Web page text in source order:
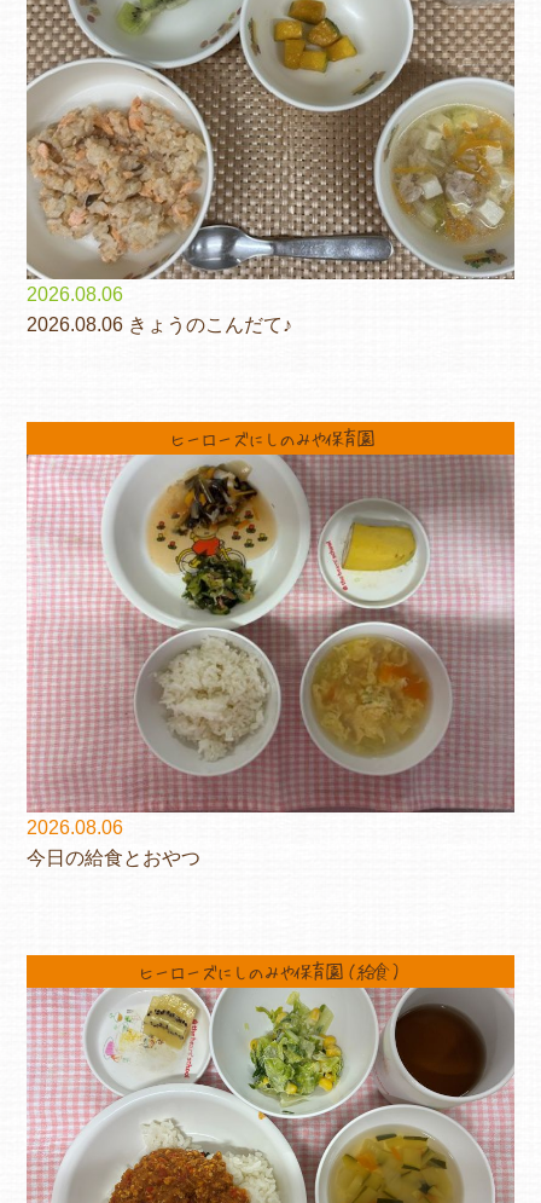
2026.08.06
2026.08.06 きょうのこんだて♪
ヒーローズにしのみや保育園
2026.08.06
今日の給食とおやつ
ヒーローズにしのみや保育園（給食）